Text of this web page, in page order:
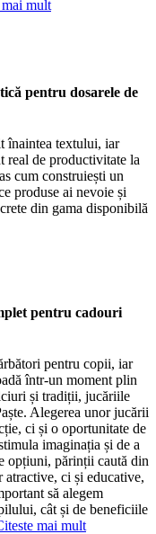
mult
pentru dosarele de
înaintea textului, iar
real de productivitate la
cum construiești un
produse ai nevoie și
din gama disponibilă
pentru cadouri
pentru copii, iar
într-un moment plin
și tradiții, jucăriile
Alegerea unor jucării
ci și o oportunitate de
imaginația și de a
opțiuni, părinții caută din
ci și educative,
să alegem
cât și de beneficiile
mai mult